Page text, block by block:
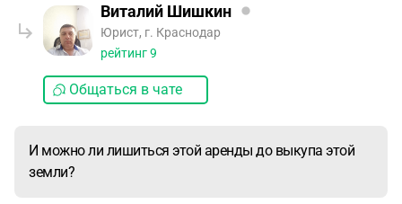
Виталий Шишкин
Юрист, г. Краснодар
рейтинг9
Общаться в чате
И можно ли лишиться этой аренды до выкупа этой
земли?